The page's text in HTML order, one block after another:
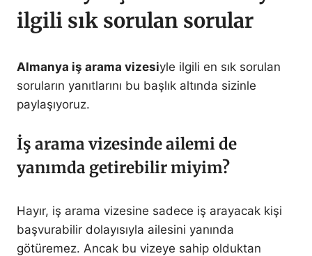
ilgili sık sorulan sorular
Almanya iş arama vizesiyle ilgili en sık sorulan
soruların yanıtlarını bu başlık altında sizinle
paylaşıyoruz.
İş arama vizesinde ailemi de
yanımda getirebilir miyim?
Hayır, iş arama vizesine sadece iş arayacak kişi
başvurabilir dolayısıyla ailesini yanında
götüremez. Ancak bu vizeye sahip olduktan